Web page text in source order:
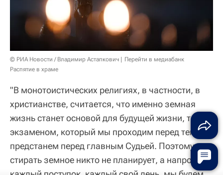
© РИА Новости / Владимир Астапкович
Перейти в медиабанк
Распятие в храме
"В монотоистических религиях, в частности, в
христианстве, считается, что именно земная
жизнь станет основой для будущей жизни, тем
экзаменом, который мы проходим перед тем как
предстанем перед главным Судьей. Поэтому
стирать земное никто не планирует, а напротив,